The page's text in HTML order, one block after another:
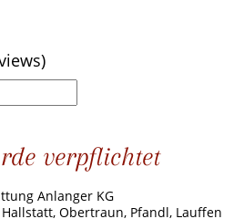
verpflichtet
Anlanger KG
Obertraun, Pfandl, Lauffen